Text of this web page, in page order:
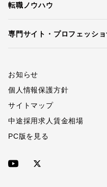
転職ノウハウ
専門サイト・プロフェッシ
お知らせ
個人情報保護方針
サイトマップ
中途採用求人賃金相場
PC版を見る